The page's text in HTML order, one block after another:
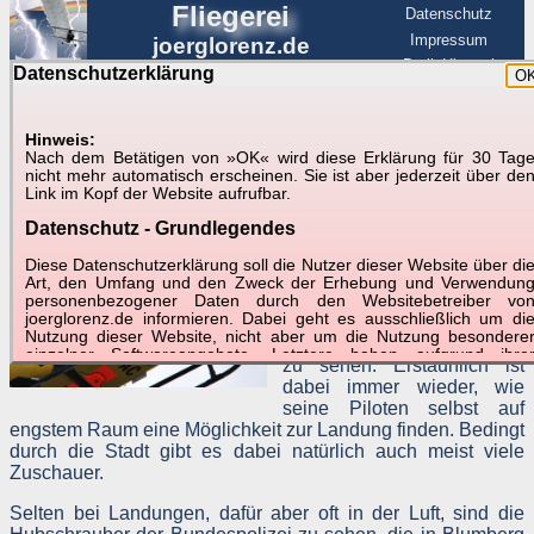
Datenschutzerklärung
Hinweis:
Nach dem Betätigen von »OK« wird diese Erklärung für 30 Tage
nicht mehr automatisch erscheinen. Sie ist aber jederzeit über den
Link im Kopf der Website aufrufbar.
Datenschutz - Grundlegendes
Diese Datenschutzerklärung soll die Nutzer dieser Website über die
Art, den Umfang und den Zweck der Erhebung und Verwendung
personenbezogener Daten durch den Websitebetreiber von
joerglorenz.de informieren. Dabei geht es ausschließlich um die
Nutzung dieser Website, nicht aber um die Nutzung besonderer
einzelner Softwareangebote. Letztere haben aufgrund ihrer
Funktionen Besonderheiten, so dass verschiedene Daten
gespeichert werden müssen, die für das Funktionieren erforderlich
sind. Hier ist es wichtig, dass Sie selbst zum Testen dieser
Funktionen möglichst erfundene Daten verwenden. Ansonsten wird
auf die spezifischen Besonderheiten beim jeweiligen Angebot
gesondert hingewiesen.
dem Daten übertragen werden, werden diese Daten auf dem
Fliegerei
joerglorenz.de
Datenschutz
Impressum
BerlinHimmel
Blitzmarathon
Luftfahrt► Helis
sind in Berlin nahezu Alltag.
Vor allem Christoph 31, der
Heli der ADAC-Luftrettung,
ist täglich unterwegs und so
immer mal wieder irgendwo
zu sehen. Erstaunlich ist
dabei immer wieder, wie
seine Piloten selbst auf
engstem Raum eine Möglichkeit zur Landung finden. Bedingt
durch die Stadt gibt es dabei natürlich auch meist viele
Zuschauer.
Selten bei Landungen, dafür aber oft in der Luft, sind die